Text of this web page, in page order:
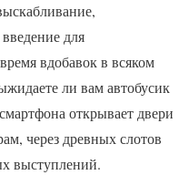
для
вдобавок в всяком
ли вам автобусик
открывает двери
через древных слотов
выступлений.